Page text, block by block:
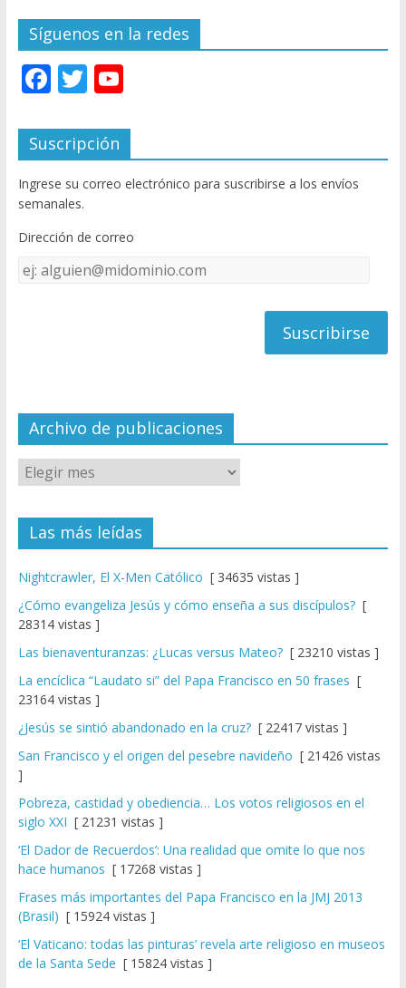
Síguenos en la redes
F
e
b
o
o
k
T
itt
er
Y
u
T
u
e
C
el
Suscripción
Ingrese su correo electrónico para suscribirse a los envíos
semanales.
Dirección de correo
Dirección
Archivo de publicaciones
Las más leídas
Nightcrawler, El X-Men Católico [ 34635 vistas ]
¿Cómo evangeliza Jesús y cómo enseña a sus discípulos?[
28314 vistas ]
Las bienaventuranzas: ¿Lucas versus Mateo?[ 23210 vistas ]
La encíclica “Laudato si” del Papa Francisco en 50 frases [
23164 vistas ]
¿Jesús se sintió abandonado en la cruz?[ 22417 vistas ]
San Francisco y el origen del pesebre navideño [ 21426 vistas
]
Pobreza, castidad y obediencia… Los votos religiosos en el
siglo XXI [ 21231 vistas ]
‘El Dador de Recuerdos’: Una realidad que omite lo que nos
hace humanos [ 17268 vistas ]
Frases más importantes del Papa Francisco en la JMJ 2013
(Brasil) [ 15924 vistas ]
‘El Vaticano: todas las pinturas’ revela arte religioso en museos
de la Santa Sede [ 15824 vistas ]